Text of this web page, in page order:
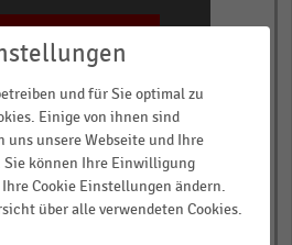
und für Sie optimal zu
Einige von ihnen sind
uns unsere Webseite und Ihre
Sie können Ihre Einwilligung
Cookie Einstellungen ändern.
über alle verwendeten Cookies.